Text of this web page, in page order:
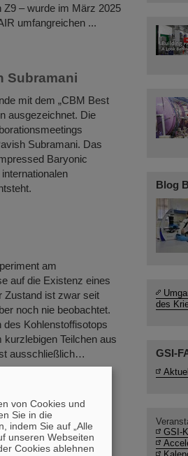
Z9 – wurde im März 2025
umfangreichen ...
Subramani
mit dem „CBM Best
ausgezeichnet. Die
Subramani. Das
Baryonic
am
auf die Existenz eines
Zustand ist zwar seit
noch nie beobachtet.
Kohlenstoffisotops
kurzlebigen Teilchen aus
ausschließlich…
leidenschaftlichen
des FAIR
Blog
des
GSI-
GSI-
von Cookies und
Sie in die
indem Sie auf „Alle
unseren Webseiten
Cookies ablehnen